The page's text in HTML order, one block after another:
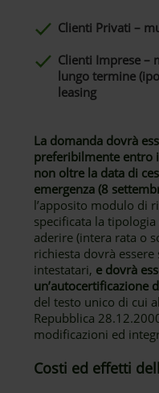
Clienti Privati –
Clienti Imprese –
lungo termine
leasing
La domanda dovrà
preferibilmente entro
non oltre la data di
emergenza (8
l’apposito modulo di
specificata la
aderire (intera rata o
richiesta dovrà
intestatari, e dovrà
un’autocertificazione
del testo unico di cui
Repubblica
modificazioni ed
Costi ed effetti